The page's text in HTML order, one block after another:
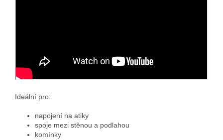
Ideální pro:
napojení na atiky
spoje mezi stěnou a podlahou
komínky